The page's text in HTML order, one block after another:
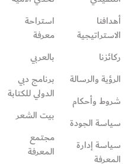
أهدافنا
الاستراتيجية
ركائزنا
الرؤية والرسالة
شروط وأحكام
سياسة الجودة
سياسة إدارة
المعرفة
استراحة
معرفة
بالعربي
برنامج دبي
الدولي للكتابة
بيت الشعر
مجتمع
المعرفة